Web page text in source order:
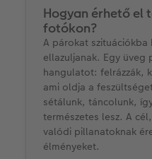
Hogyan érhető el
fotókon?
A párokat szituációkba
ellazuljanak. Egy üveg
hangulatot: felrázzák,
ami oldja a
sétálunk, táncolunk,
természetes lesz. A
valódi pillanatoknak
élményeket.